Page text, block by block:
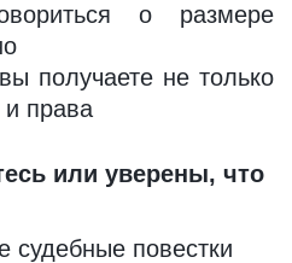
о размере
получаете не только
и права
или уверены, что
судебные повестки